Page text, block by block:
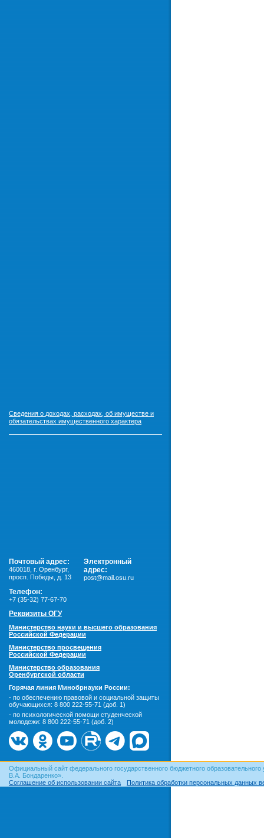
Сведения о доходах, расходах, об имуществе и
обязательствах имущественного характера
Почтовый адрес:
460018 г. Оренбург,
просп. Победы, д. 13
Электронный
адрес:
post@mail.osu.ru
Телефон:
+7 (35-32) 77-67-70
Реквизиты ОГУ
Министерство науки и высшего образования
Российской Федерации
Министерство просвещения
Российской Федерации
Министерство образования
Оренбургской области
Горячая линия Минобрнауки России:
- по обеспечению правовой и социальной защиты
обучающихся: 8 800 222-55-71 (доб. 1)
- по психологической помощи студенческой
молодежи: 8 800 222-55-71 (доб. 2)
Официальный сайт федерального государственного бюджетного
В.А. Бондаренко».
Соглашение об использовании сайта
Политика обработки персональных данных